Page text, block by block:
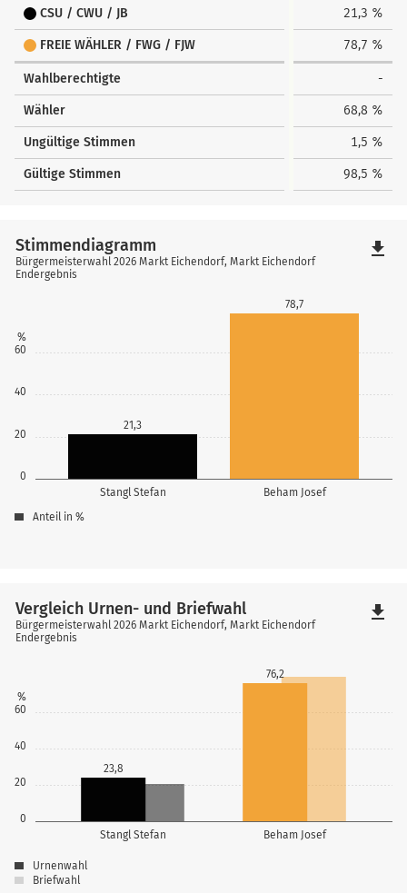
CSU / CWU / JB 21,3 %
FREIE WÄHLER / FWG / FJW 78,7 %
Wahlberechtigte -
Wähler 68,8 %
Ungültige Stimmen 1,5 %
Gültige Stimmen 98,5 %
0
20
40
60
%
Stangl Stefan Beham Josef
21,3
78,7
Stimmendiagramm
Bürgermeisterwahl 2026 Markt Eichendorf, Markt Eichendorf
Endergebnis
Anteil in %
file_download
0
20
40
60
%
Stangl Stefan Beham Josef
23,8
76,2
Vergleich Urnen- und Briefwahl
Bürgermeisterwahl 2026 Markt Eichendorf, Markt Eichendorf
Endergebnis
Urnenwahl
Briefwahl
file_download